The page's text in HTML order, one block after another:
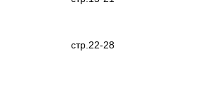
стр.22-28